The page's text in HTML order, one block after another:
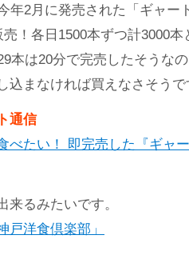
年2月に発売された「ギャー
売！各日1500本ずつ計3000
本は20分で完売したそうな
込まなければ買えなさそうで
通信
べたい！ 即完売した『ギャ
来るみたいです。
戸洋食倶楽部」